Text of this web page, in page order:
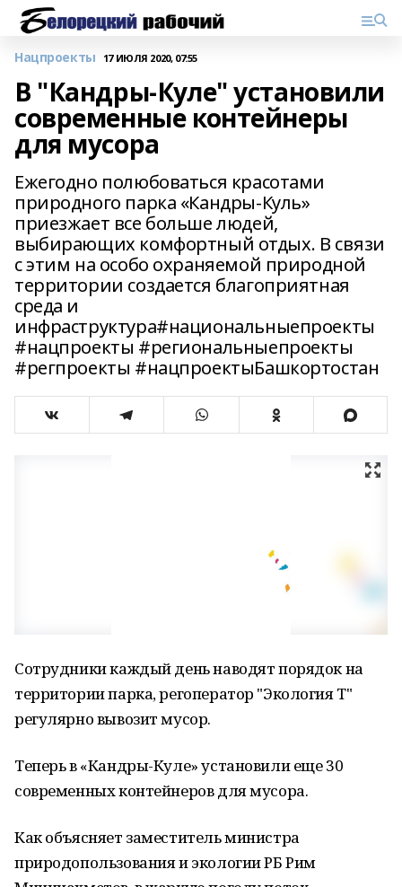
Нацпроекты 17 ИЮЛЯ 2020, 07:55
В "Кандры-Куле" установили
современные контейнеры
для мусора
Ежегодно полюбоваться красотами
природного парка «Кандры-Куль»
приезжает все больше людей,
выбирающих комфортный отдых. В связи
с этим на особо охраняемой природной
территории создается благоприятная
среда и
инфраструктура#национальныепроекты
#нацпроекты #региональныепроекты
#регпроекты #нацпроектыБашкортостан
Сотрудники каждый день наводят порядок на
территории парка, регоператор "Экология Т"
регулярно вывозит мусор.
Теперь в «Кандры-Куле» установили еще 30
современных контейнеров для мусора.
Как объясняет заместитель министра
природопользования и экологии РБ Рим